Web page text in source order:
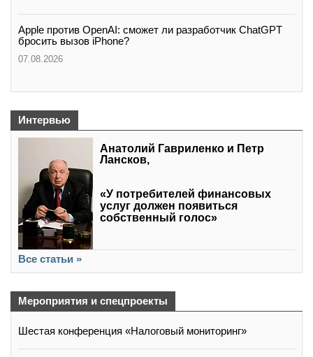
Apple против OpenAI: сможет ли разработчик ChatGPT
бросить вызов iPhone?
07.08.2026
Интервью
Анатолий Гавриленко и Петр
Лансков,
«У потребителей финансовых
услуг должен появиться
собственный голос»
Все статьи »
Мероприятия и спецпроекты
Шестая конференция «Налоговый мониторинг»